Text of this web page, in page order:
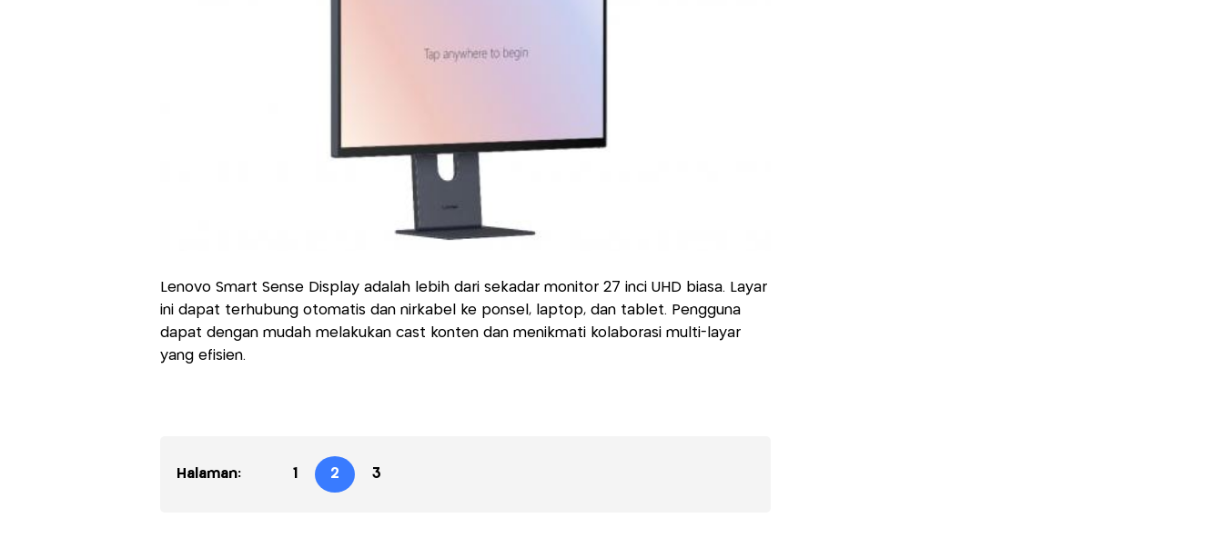
Lenovo Smart Sense Display adalah lebih dari sekadar monitor 27 inci UHD biasa. Layar
ini dapat terhubung otomatis dan nirkabel ke ponsel, laptop, dan tablet. Pengguna
dapat dengan mudah melakukan cast konten dan menikmati kolaborasi multi-layar
yang efisien.
Halaman: 1 2 3